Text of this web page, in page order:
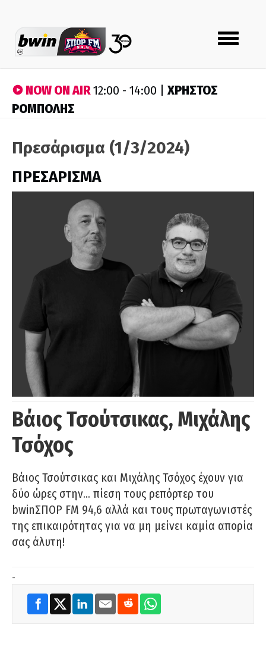
Toggle
navigation
NOW ON AIR12:00 - 14:00 | ΧΡΗΣΤΟΣ
ΡΟΜΠΟΛΗΣ
Πρεσάρισμα (1/3/2024)
ΠΡΕΣΑΡΙΣΜΑ
Βάιος Τσούτσικας, Μιχάλης
Τσόχος
Βάιος Τσούτσικας και Μιχάλης Τσόχος έχουν για
δύο ώρες στην… πίεση τους ρεπόρτερ του
bwinΣΠΟΡ FM 94,6 αλλά και τους πρωταγωνιστές
της επικαιρότητας για να μη μείνει καμία απορία
σας άλυτη!
-